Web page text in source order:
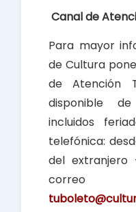
Canal de
Para mayor
de Cultura
de Atención
disponible
incluidos
telefónica:
del extranjero
correo